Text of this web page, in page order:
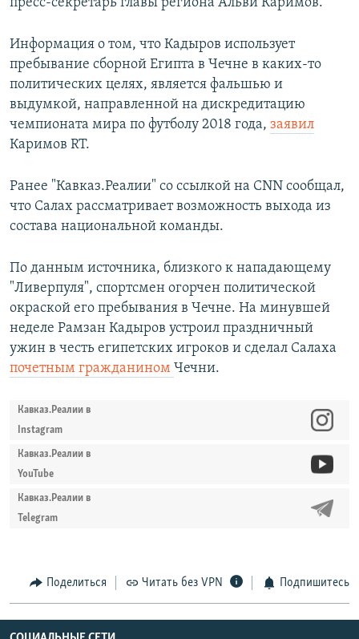
пресс-секретарь главы региона Альви Каримов.
Информация о том, что Кадыров использует
пребывание сборной Египта в Чечне в каких-то
политических целях, является фальшью и
выдумкой, направленной на дискредитацию
чемпионата мира по футболу 2018 года, заявил
Каримов RT.
Ранее "Кавказ.Реалии" со ссылкой на CNN сообщал,
что Салах рассматривает возможность выхода из
состава национальной команды.
По данным источника, близкого к нападающему
"Ливерпуля", спортсмен огорчен политической
окраской его пребывания в Чечне. На минувшей
неделе Рамзан Кадыров устроил праздничный
ужин в честь египетских игроков и сделал Салаха
почетным гражданином Чечни.
Кавказ.Реалии в
Instagram
Кавказ.Реалии в
YouTube
Кавказ.Реалии в
Telegram
Поделиться Читать без VPN Подпишитесь